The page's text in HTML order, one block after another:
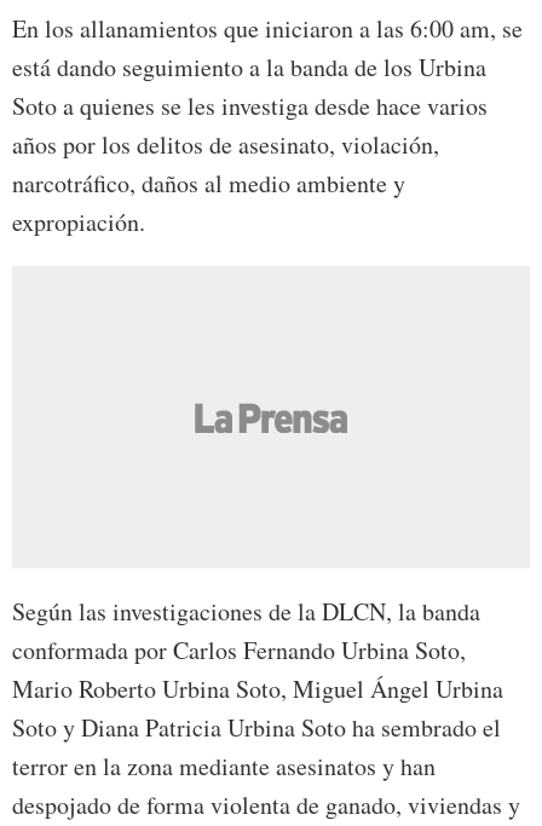
En los allanamientos que iniciaron a las 6:00 am, se
está dando seguimiento a la banda de los Urbina
Soto a quienes se les investiga desde hace varios
años por los delitos de asesinato, violación,
narcotráfico, daños al medio ambiente y
expropiación.
Según las investigaciones de la DLCN, la banda
conformada por Carlos Fernando Urbina Soto,
Mario Roberto Urbina Soto, Miguel Ángel Urbina
Soto y Diana Patricia Urbina Soto ha sembrado el
terror en la zona mediante asesinatos y han
despojado de forma violenta de ganado, viviendas y